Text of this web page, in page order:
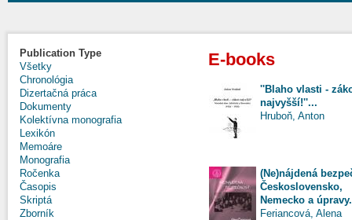
Publication Type
Všetky
Chronológia
Dizertačná práca
Dokumenty
Kolektívna monografia
Lexikón
Memoáre
Monografia
Ročenka
Časopis
Skriptá
Zborník
E-books
''Blaho vlasti -
najvyšší!''...
Hruboň, Anton
(Ne)nájdená
Československo,
Nemecko a
Feriancová, Alena